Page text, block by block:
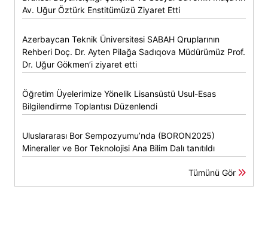
Av. Uğur Öztürk Enstitümüzü Ziyaret Etti
Azerbaycan Teknik Üniversitesi SABAH Qruplarının
Rehberi Doç. Dr. Ayten Pilağa Sadıqova Müdürümüz Prof.
Dr. Uğur Gökmen’i ziyaret etti
Öğretim Üyelerimize Yönelik Lisansüstü Usul-Esas
Bilgilendirme Toplantısı Düzenlendi
Uluslararası Bor Sempozyumu’nda (BORON2025)
Mineraller ve Bor Teknolojisi Ana Bilim Dalı tanıtıldı
Tümünü Gör